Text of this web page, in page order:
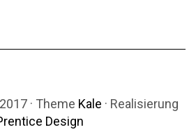
· Theme Kale · Realisierung
Design